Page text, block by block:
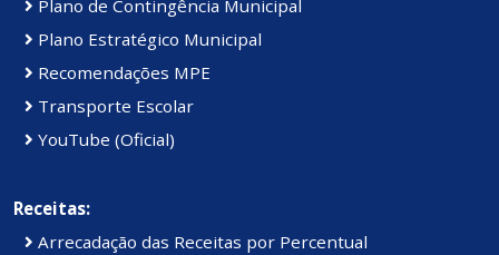
Plano de Contingência Municipal
Plano Estratégico Municipal
Recomendações MPE
Transporte Escolar
YouTube (Oficial)
Receitas:
Arrecadação das Receitas por Percentual